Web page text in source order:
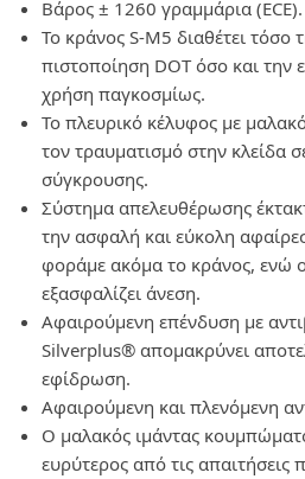
Βάρος ± 1260 γραμμάρια (ECE).
Το κράνος S-M5 διαθέτει τόσο
πιστοποίηση DOT όσο και την
χρήση παγκοσμίως.
Το πλευρικό κέλυφος με
τον τραυματισμό στην κλείδα
σύγκρουσης.
Σύστημα απελευθέρωσης
την ασφαλή και εύκολη
φοράμε ακόμα το κράνος, ενώ
εξασφαλίζει άνεση.
Αφαιρούμενη επένδυση με
Silverplus® απομακρύνει
εφίδρωση.
Αφαιρούμενη και πλενόμενη
Ο μαλακός ιμάντας
ευρύτερος από τις απαιτήσεις